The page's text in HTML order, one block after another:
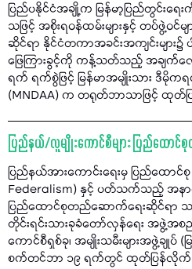
ပြည်ပနိုင်ငံအချို့က မြန်မာ့ပြည်တွင်းရ
သဖြင့် အစိုးရဝန်ထမ်းများနှင့် တပ်ဖွဲ့ဝင်မျ
ဆိုင်ရာ နိုင်ငံတကာအခင်းအကျင်းများ၌
ဖြေကြားခွင့်ကို ကန့်သတ်သည့် အချက်လ
ရက် ရက်စွဲဖြင့် မြန်မာအမျိုးသား ဒီ
(MNDAA) က တရုတ်ဘာသာဖြင့် ထုတ်ပ
ပြည်နယ်/လူမျိုးကောင်စီများ ပြည်ထော
ပြည်နယ်အားကောင်းရေးမှ ပြည်ထောင်
Federalism) နှင့် ပတ်သက်သည့် အန
ပြည်ထောင်စုတည်ဆောက်ရေးဆိုင်ရာ သ
တိုင်းရင်းသားခုခံတော်လှန်ရေး အဖွဲ့အစ
ကောင်စီရှစ်ခု၊ အမျိုးသမီးများအဖွဲ့ချုပ်
စက်တင်ဘာ ၁၉ ရက်တွင် ထုတ်ပြန်လို